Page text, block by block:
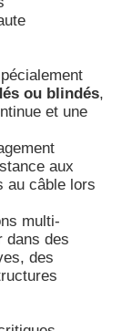
ou blindés,
et une
aux
au câble lors
multi-
dans des
des